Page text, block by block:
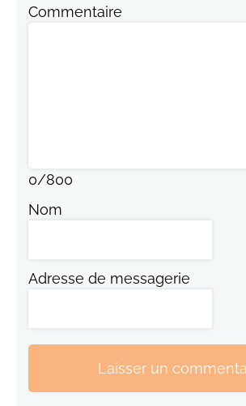
Commentaire
0/800
Nom
Adresse de messagerie
Laisser un